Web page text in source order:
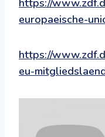
europaeische-
https://
eu-